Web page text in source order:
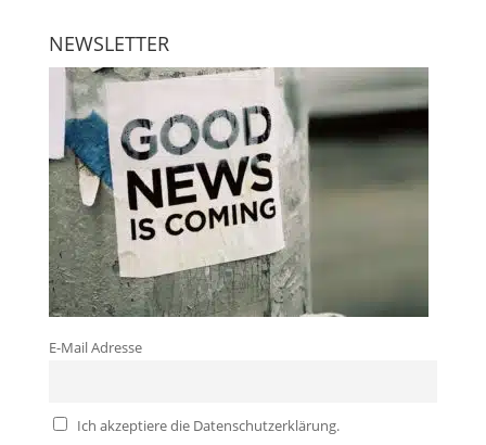
NEWSLETTER
E-Mail Adresse
Ich akzeptiere die Datenschutzerklärung.